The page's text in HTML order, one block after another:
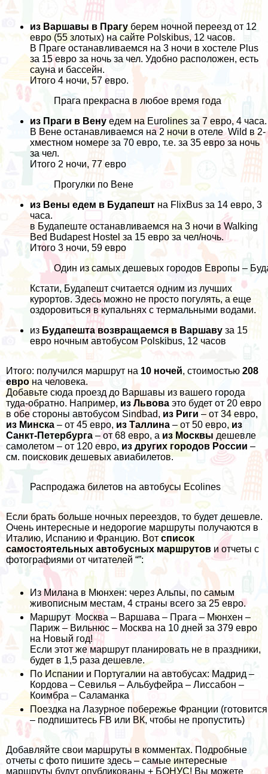
из Варшавы в Прагу берем ночной переезд от 12
евро (55 злотых) на сайте Polskibus, 12 часов.
В Праге останавливаемся на 3 ночи в хостеле Plus
за 15 евро за ночь за чел. Удобно расположен, есть
сауна и бассейн.
Итого 4 ночи, 57 евро.
Прага прекрасна в любое время года
из Праги в Вену едем на Eurolines за 7 евро, 4 часа.
В Вене останавливаемся на 2 ночи в отелеWild в 2-
хместном номере за 70 евро, т.е. за 35 евро за ночь
за чел.
Итого 2 ночи, 77 евро
Прогулки по Вене
из Вены едем в Будапешт на FlixBus за 14 евро, 3
часа.
в Будапеште останавливаемся на 3 ночи в Walking
Bed Budapest Hostelза 15 евро за чел/ночь.
Итого 3 ночи, 59 евро
Один из самых дешевых городов Европы –
Кстати, Будапешт считается одним из лучших
курортов. Здесь можно не просто погулять, а еще
оздоровиться в купальнях с термальными водами.
из Будапешта возвращаемся в Варшаву за 15
евро ночным автобусом Polskibus, 12 часов
Итого: получился маршрут на 10 ночей, стоимостью 208
евро на человека.
Добавьте сюда проезд до Варшавы из вашего города
туда-обратно. Например, из Львова это будет от 20 евро
в обе стороны автобусом Sindbad, из Риги – от 34 евро,
из Минска – от 45 евро, из Таллина – от 50 евро, из
Санкт-Петербурга – от 68 евро, а из Москвы дешевле
самолетом – от 120 евро, из других городов России –
см. поисковик дешевых авиабилетов.
Распродажа билетов на автобусы Ecolines
Если брать больше ночных переездов, то будет дешевле.
Очень интересные и недорогие маршруты получаются в
Италию, Испанию и Францию. Вотсписок
самостоятельных автобусных маршрутов и отчеты с
фотографиями от читателей “”:
Из Милана в Мюнхен: через Альпы, по самым
живописным местам, 4 страны всего за 25 евро.
Маршрут Москва – Варшава – Прага – Мюнхен –
Париж – Вильнюс – Москва на 10 дней за 379 евро
на Новый год!
Если этот же маршрут планировать не в праздники,
будет в 1,5 раза дешевле.
По Испании и Португалии на автобусах: Мадрид –
Кордова – Севилья – Альбуфейра – Лиссабон –
Коимбра – Саламанка
Поездка на Лазурное побережье Франции (готовится
– подпишитесь FB или ВК, чтобы не пропустить)
Добавляйте свои маршруты в комментах. Подробные
отчеты с фото пишите здесь– самые интересные
маршруты будут опубликованы + БОНУС! Вы можете